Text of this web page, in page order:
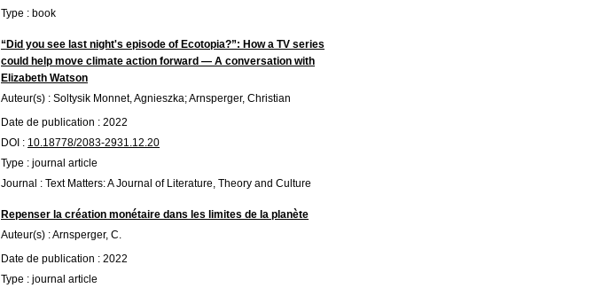
Type : book
“Did you see last night's episode of Ecotopia?”: How a TV series
could help move climate action forward — A conversation with
Elizabeth Watson
Auteur(s) : Soltysik Monnet, Agnieszka; Arnsperger, Christian
Date de publication : 2022
DOI : 10.18778/2083-2931.12.20
Type : journal article
Journal : Text Matters: A Journal of Literature, Theory and Culture
Repenser la création monétaire dans les limites de la planète
Auteur(s) : Arnsperger, C.
Date de publication : 2022
Type : journal article